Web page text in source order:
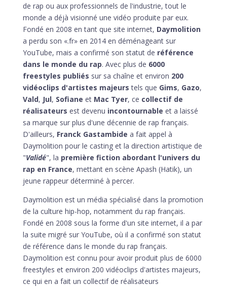
de rap ou aux professionnels de l'industrie, tout le
monde a déjà visionné une vidéo produite par eux.
Fondé en 2008 en tant que site internet, Daymolition
a perdu son «.fr» en 2014 en déménageant sur
YouTube, mais a confirmé son statut de référence
dans le monde du rap. Avec plus de 6000
freestyles publiés sur sa chaîne et environ 200
vidéoclips d'artistes majeurs tels que Gims, Gazo,
Vald, Jul, Sofiane et Mac Tyer, ce collectif de
réalisateurs est devenu incontournable et a laissé
sa marque sur plus d'une décennie de rap français.
D'ailleurs, Franck Gastambide a fait appel à
Daymolition pour le casting et la direction artistique de
"Validé", la première fiction abordant l'univers du
rap en France, mettant en scène Apash (Hatik), un
jeune rappeur déterminé à percer.
Daymolition est un média spécialisé dans la promotion
de la culture hip-hop, notamment du rap français.
Fondé en 2008 sous la forme d'un site internet, il a par
la suite migré sur YouTube, où il a confirmé son statut
de référence dans le monde du rap français.
Daymolition est connu pour avoir produit plus de 6000
freestyles et environ 200 vidéoclips d'artistes majeurs,
ce qui en a fait un collectif de réalisateurs